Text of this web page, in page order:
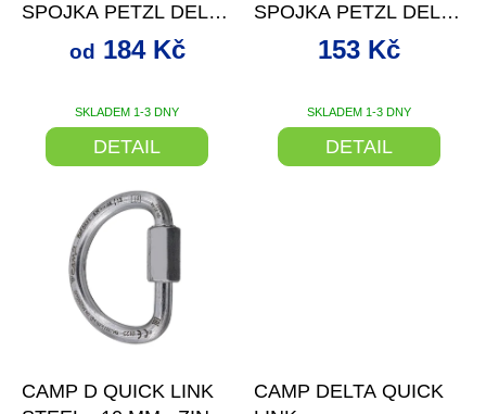
SPOJKA PETZL DELTA
SKLADEM 1-3 DNY
od 184 Kč
DETAIL
SPOJKA PETZL DELTA
SKLADEM 1-3 DNY
153 Kč
DETAIL
CAMP D QUICK LINK
CAMP DELTA QUICK